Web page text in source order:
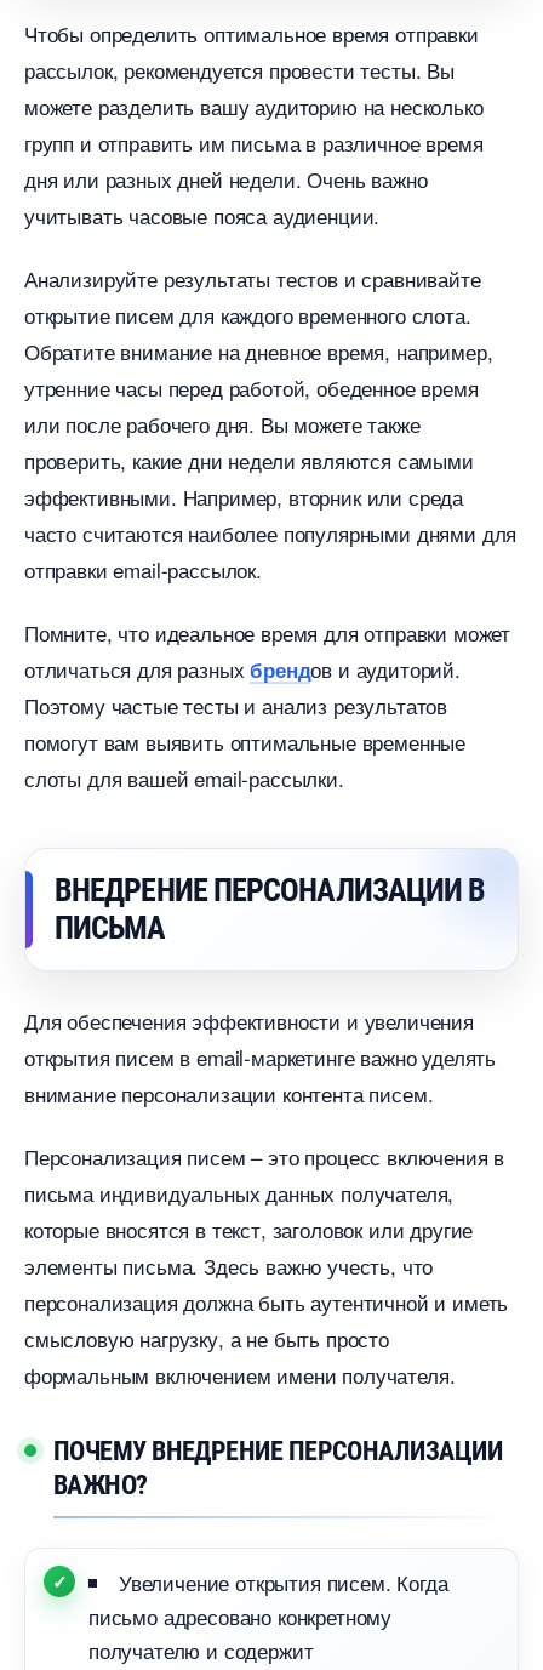
Чтобы определить оптимальное время отправки
рассылок, рекомендуется провести тесты. Вы
можете разделить вашу аудиторию на несколько
рупп и отправить им письма в различное время
дня или разных дней недели. Очень важно
учитывать часовые пояса аудиенции.
Анализируйте результаты тестов и сравнивайте
открытие писем для каждого временного слота.
Обратите внимание на дневное время, например,
утренние часы перед работой, обеденное время
или после рабочего дня. Вы можете также
проверить, какие дни недели являются самыми
эффективными. Например, вторник или среда
часто считаются наиболее популярными днями для
отправки email-рассылок.
Помните, что идеальное время для отправки может
отличаться для разныхрендов и аудиторий.
Поэтому частые тесты и анализ результато
помогут вам выявить оптимальные временные
слоты для вашей email-рассылки.
НЕДРЕНИЕ ПЕРСОНАЛИЗАЦИИ
ПИСЬМА
Для обеспечения эффективности и увеличения
открытия писем в email-маркетинге важно уделять
нимание персонализации контента писем.
Персонализация писем – это процесс включения
письма индивидуальных данных получателя,
которые вносятся в текст, заголовок или другие
элементы письма. Здесь важно учесть, что
персонализация должна быть аутентичной и иметь
смысловую нагрузку, а не быть просто
формальным включением имени получателя.
ПОЧЕМУ ВНЕДРЕНИЕ ПЕРСОНАЛИЗАЦИИ
АЖНО?
Увеличение открытия писем. Когда
письмо адресовано конкретному
получателю и содержит